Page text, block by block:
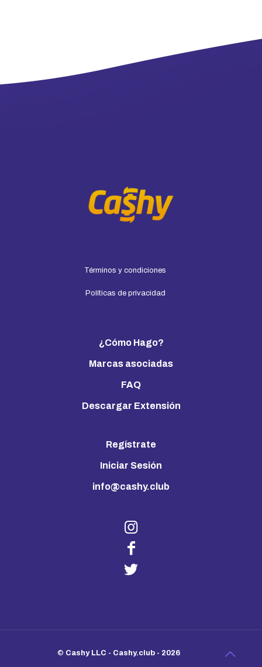
Términos y condiciones
Políticas de privacidad
¿Cómo Hago?
Marcas asociadas
FAQ
Descargar Extensión
Regístrate
Iniciar Sesión
info@cashy.club
© Cashy LLC - Cashy.club - 2026